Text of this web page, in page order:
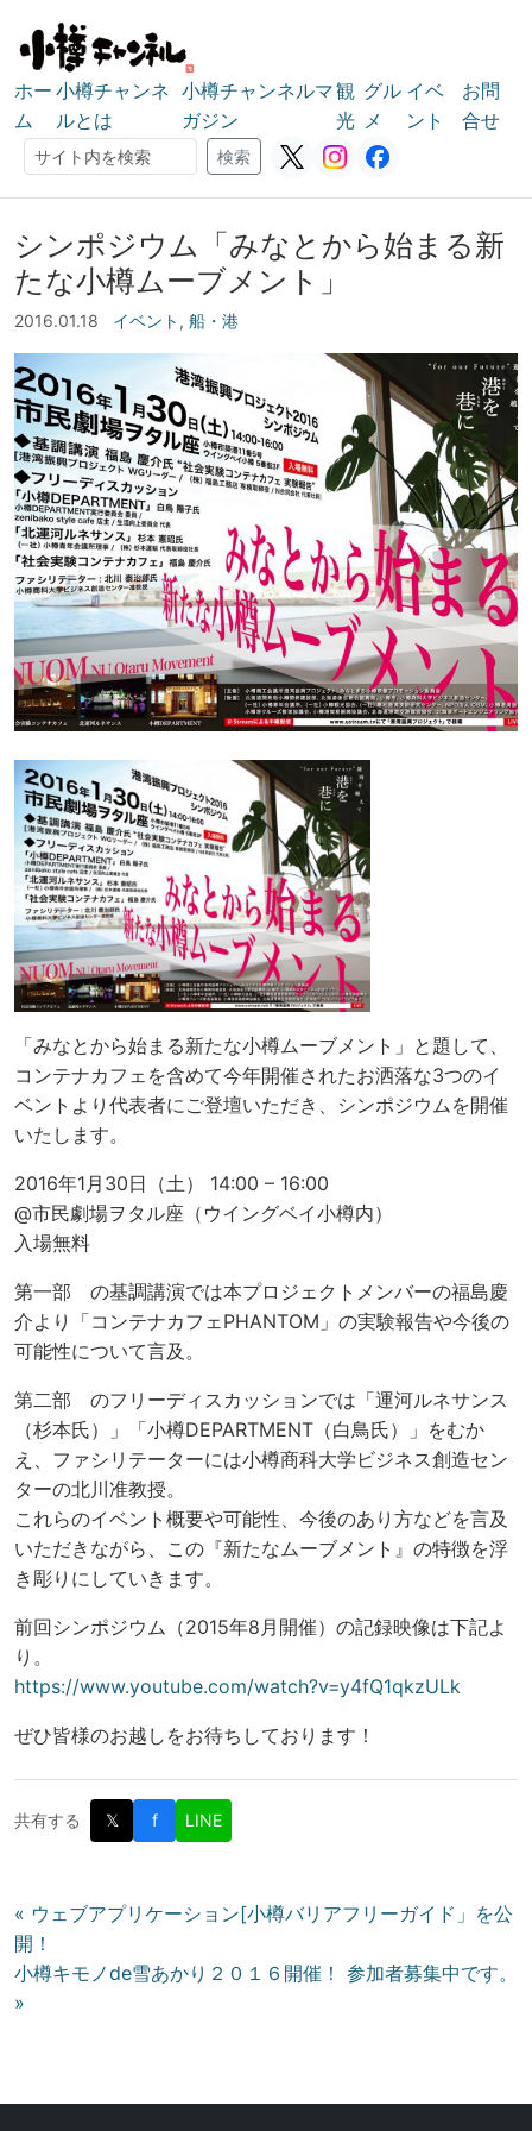
ホー
ム
小樽チャンネ
ルとは
小樽チャンネルマ
ガジン
観
光
グル
メ
イベ
ント
お問
合せ
検索
検索
シンポジウム「みなとから始まる新
たな小樽ムーブメント」
2016.01.18 イベント , 船・港
「みなとから始まる新たな小樽ムーブメント」と題して、
コンテナカフェを含めて今年開催されたお洒落な3つのイ
ベントより代表者にご登壇いただき、シンポジウムを開催
いたします。
2016年1月30日（土） 14:00 – 16:00
@市民劇場ヲタル座（ウイングベイ小樽内）
入場無料
第一部 の基調講演では本プロジェクトメンバーの福島慶
介より「コンテナカフェPHANTOM」の実験報告や今後の
可能性について言及。
第二部 のフリーディスカッションでは「運河ルネサンス
（杉本氏）」「小樽DEPARTMENT（白鳥氏）」をむか
え、ファシリテーターには小樽商科大学ビジネス創造セン
ターの北川准教授。
これらのイベント概要や可能性、今後のあり方などを言及
いただきながら、この『新たなムーブメント』の特徴を浮
き彫りにしていきます。
前回シンポジウム（2015年8月開催）の記録映像は下記よ
り。
https://www.youtube.com/watch?v=y4fQ1qkzULk
ぜひ皆様のお越しをお待ちしております！
共有する 𝕏 f LINE
投
稿
ナ
« ウェブアプリケーション[小樽バリアフリーガイド」を公
開！
小樽キモノde雪あかり２０１６開催！ 参加者募集中です。
»